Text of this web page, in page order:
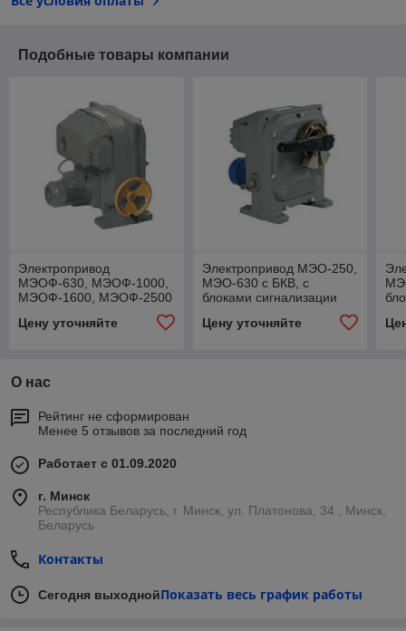
Подобные товары компании
Электропривод
МЭОФ-630, МЭОФ-1000,
МЭОФ-1600, МЭОФ-2500
БСПТ-10АМ, БСПИ или
Цену уточняйте
Электропривод МЭО-250,
МЭО-630 с БКВ, с
блоками сигнализации
положения БСПР, БСПТ,
БСПТ-10АМ, БСПИ или
Цену уточняйте
О нас
Рейтинг не сформирован
Менее 5 отзывов за последний год
Работает с 01.09.2020
г. Минск
Республика Беларусь, г. Минск, ул. Платонова, 34., Минск,
Беларусь
Контакты
Сегодня выходнойПоказать весь график работы